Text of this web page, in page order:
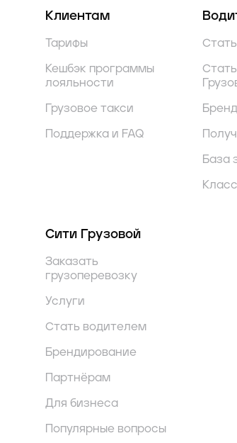
Клиентам
Тарифы
Кешбэк программы
лояльности
Грузовое такси
Поддержка и FAQ
База
Сити Грузовой
Заказать
грузоперевозку
Услуги
Стать водителем
Брендирование
Партнёрам
Для бизнеса
Популярные вопросы